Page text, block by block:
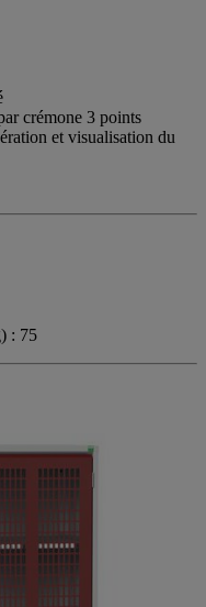
crémone 3 points
et visualisation du
: 75